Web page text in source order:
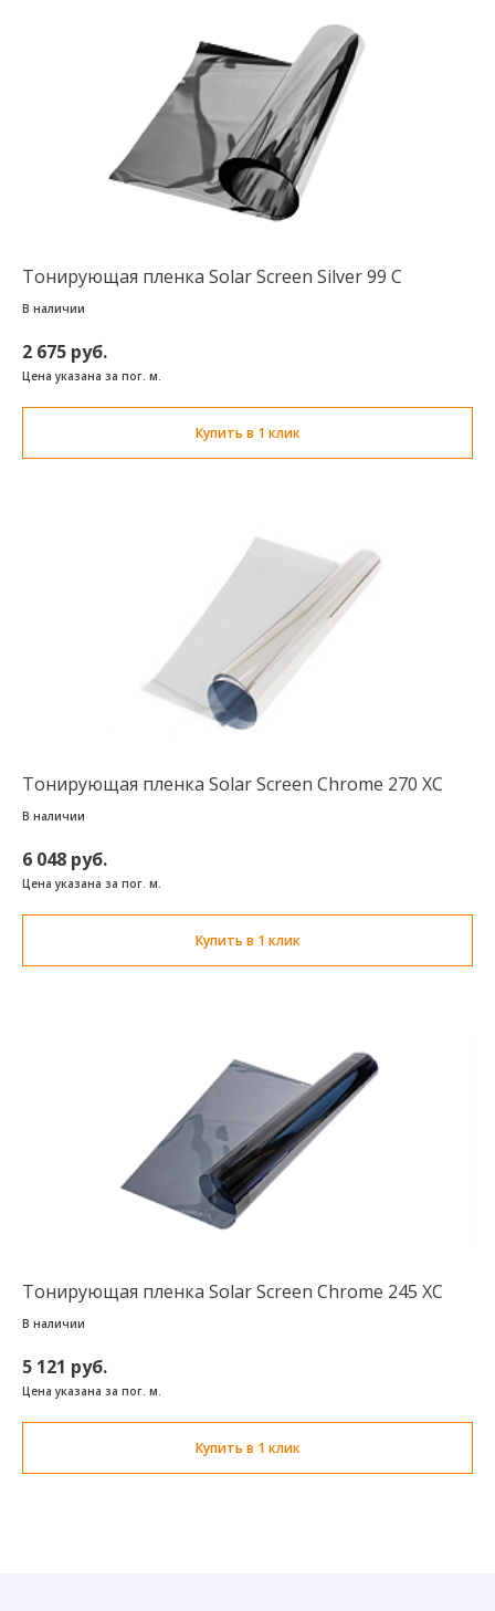
Тонирующая пленка Solar Screen Silver 99 C
В наличии
2 675 руб.
Цена указана за пог. м.
Купить в 1 клик
Тонирующая пленка Solar Screen Chrome 270 XC
В наличии
6 048 руб.
Цена указана за пог. м.
Купить в 1 клик
Тонирующая пленка Solar Screen Chrome 245 XC
В наличии
5 121 руб.
Цена указана за пог. м.
Купить в 1 клик